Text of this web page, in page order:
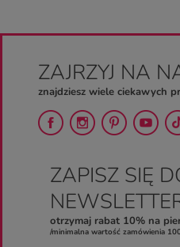
ZAJRZYJ NA
znajdziesz wiele ciekawych
ZAPISZ SIĘ
otrzymaj rabat 10% na
/minimalna wartość zamówienia